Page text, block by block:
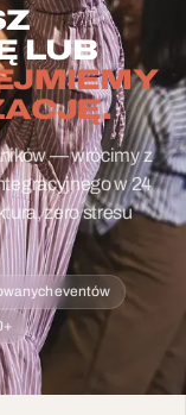
LUB
— wrócimy z
w 24
zero stresu
eventów